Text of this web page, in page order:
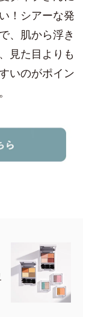
！シアーな発
、肌から浮き
見た目よりも
いのがポイン